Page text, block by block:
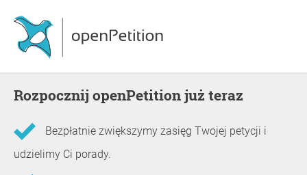
Rozpocznij openPetition już teraz
Bezpłatnie zwiększymy zasięg Twojej petycji i
udzielimy Ci porady.